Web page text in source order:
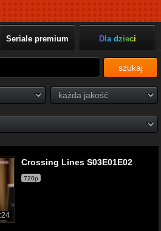
Seriale premium Dla dzieci
szukaj
Crossing Lines S03E01E02
720p